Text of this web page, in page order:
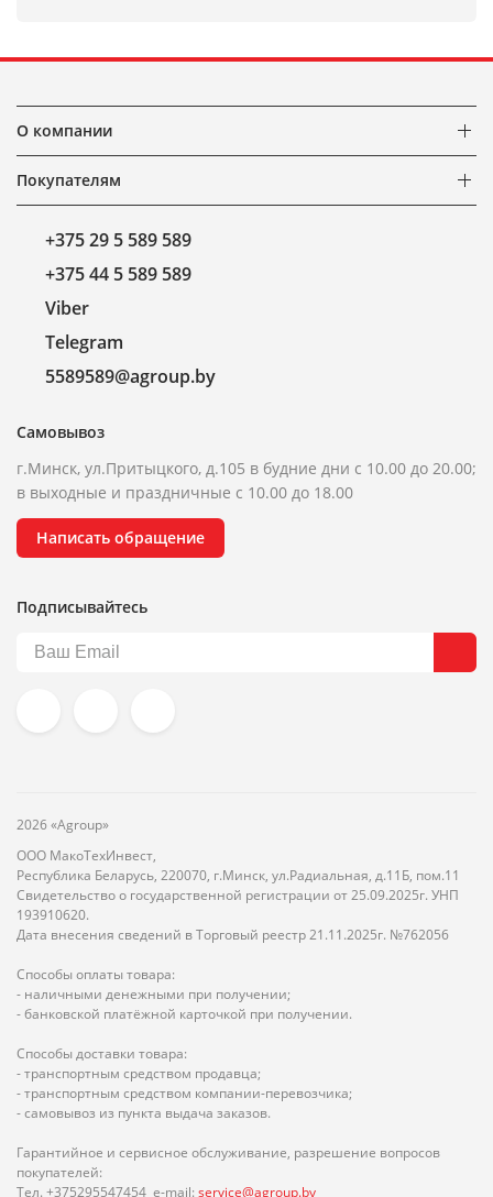
О компании
Покупателям
+375 29 5 589 589
+375 44 5 589 589
Viber
Telegram
5589589@agroup.by
Самовывоз
г.Минск, ул.Притыцкого, д.105 в будние дни с 10.00 до 20.00;
в выходные и праздничные с 10.00 до 18.00
Написать обращение
Подписывайтесь
2026 «Agroup»
ООО МакоТехИнвест,
Республика Беларусь, 220070, г.Минск, ул.Радиальная, д.11Б, пом.11
Свидетельство о государственной регистрации от 25.09.2025г. УНП
193910620.
Дата внесения сведений в Торговый реестр 21.11.2025г. №762056
Способы оплаты товара:
- наличными денежными при получении;
- банковской платёжной карточкой при получении.
Способы доставки товара:
- транспортным средством продавца;
- транспортным средством компании-перевозчика;
- самовывоз из пункта выдача заказов.
Гарантийное и сервисное обслуживание, разрешение вопросов
покупателей:
Тел. +375295547454 e-mail: service@agroup.by